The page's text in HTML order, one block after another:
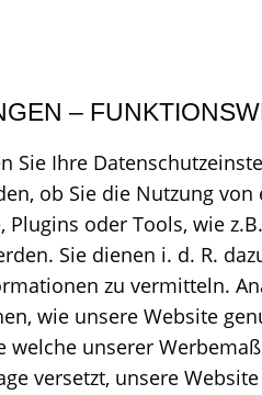
–
Sie Ihre
ob Sie die Nutzung
oder Tools, wie
Sie dienen i. d. R.
zu vermitteln.
wie unsere Website
unserer
versetzt, unsere